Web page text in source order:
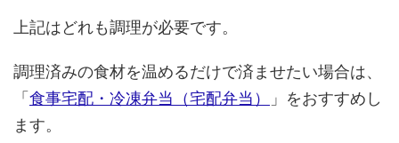
上記はどれも調理が必要です。
調理済みの食材を温めるだけで済ませたい場合は、
「 食事宅配・冷凍弁当（宅配弁当）
」をおすすめし
ます。